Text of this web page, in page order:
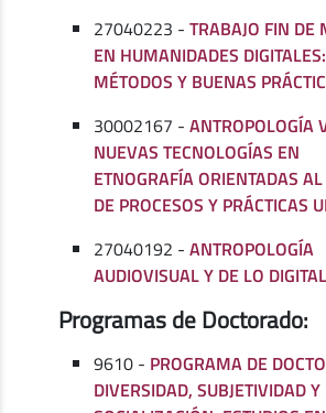
27040223 -TRABAJO FIN DE
EN HUMANIDADES DIGITALES:
MÉTODOS Y BUENAS
30002167 -ANTROPOLOGÍA
NUEVAS TECNOLOGÍAS EN
ETNOGRAFÍA ORIENTADAS
DE PROCESOS Y PRÁCTICAS
27040192 -ANTROPOLOGÍA
AUDIOVISUAL Y DE LO DIGITAL
Programas de Doctorado:
9610 - PROGRAMA DE
DIVERSIDAD, SUBJETIVIDAD Y